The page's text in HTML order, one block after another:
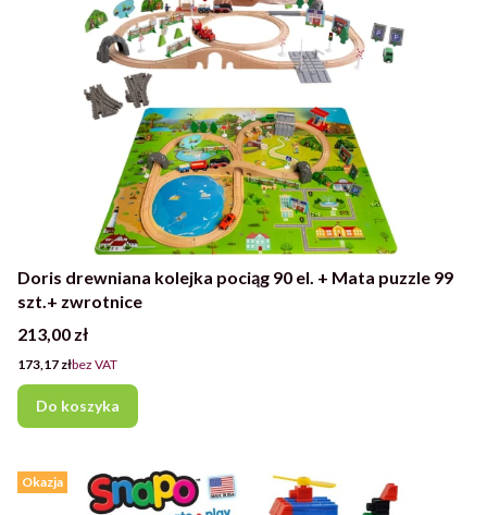
Doris drewniana kolejka pociąg 90 el. + Mata puzzle 99
szt.+ zwrotnice
Cena
213,00 zł
Cena
173,17 złbez VAT
Do koszyka
Okazja